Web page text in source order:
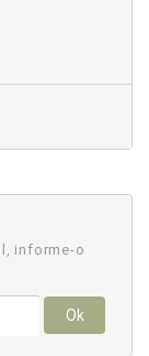
informe-o
Ok